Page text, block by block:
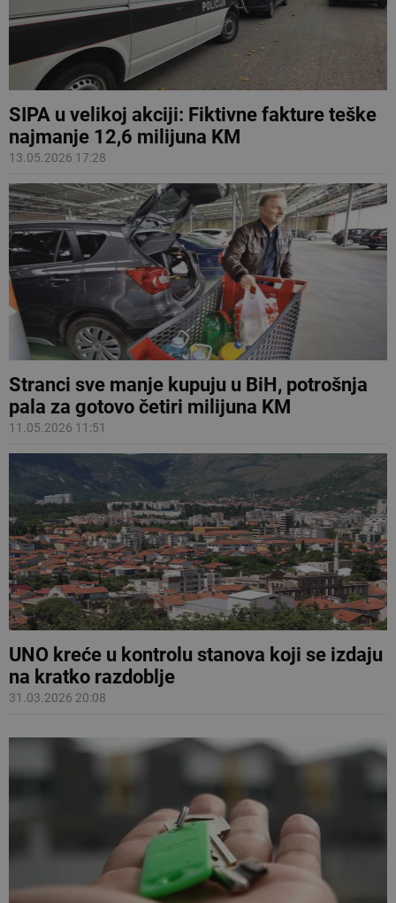
SIPA u velikoj akciji: Fiktivne fakture teške
najmanje 12,6 milijuna KM
13.05.2026 17:28
Stranci sve manje kupuju u BiH, potrošnja
pala za gotovo četiri milijuna KM
11.05.2026 11:51
UNO kreće u kontrolu stanova koji se izdaju
na kratko razdoblje
31.03.2026 20:08